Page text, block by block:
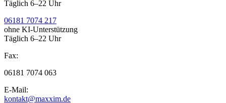
Täglich 6–22 Uhr
06181 7074 217
ohne KI-Unterstützung
Täglich 6–22 Uhr
Fax:
06181 7074 063
E-Mail:
kontakt@maxxim.de